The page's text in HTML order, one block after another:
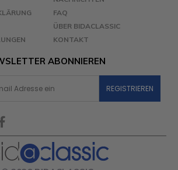
FAQ
ÜBER BIDACLASSIC
KONTAKT
ABONNIEREN